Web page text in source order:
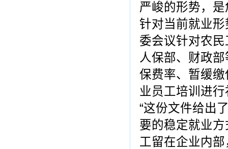
严峻的形势，
针对当前就业
委会议针对农
人保部、财政
保费率、暂缓
业员工培训进
“这份文件给出
要的稳定就业
工留在企业内